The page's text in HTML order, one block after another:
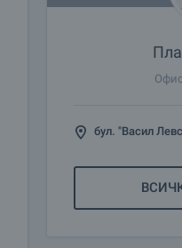
бул. "Васил